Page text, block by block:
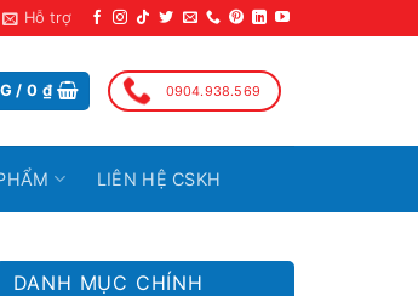
Hỗ trợ
/0 ₫ 0904.938.569
LIÊN HỆ CSKH
DANH MỤC CHÍNH